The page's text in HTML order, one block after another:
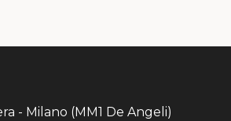
- Milano (MM1 De Angeli)